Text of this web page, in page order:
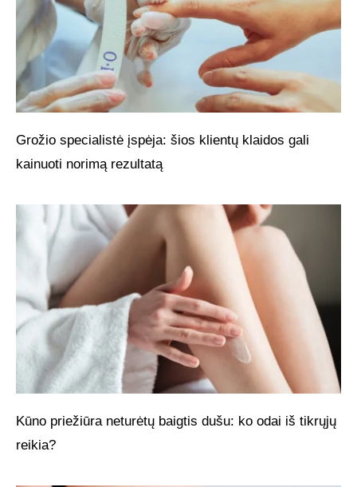
Grožio specialistė įspėja: šios klientų klaidos gali
kainuoti norimą rezultatą
Kūno priežiūra neturėtų baigtis dušu: ko odai iš tikrųjų
reikia?